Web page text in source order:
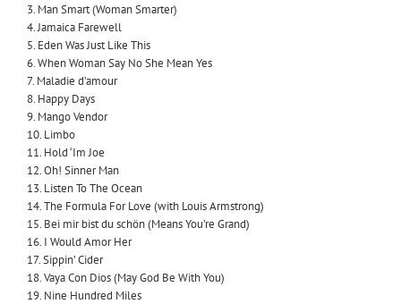
3. Man Smart (Woman Smarter)
4. Jamaica Farewell
5. Eden Was Just Like This
6. When Woman Say No She Mean Yes
7. Maladie d’amour
8. Happy Days
9. Mango Vendor
10. Limbo
11. Hold ‘Im Joe
12. Oh! Sinner Man
13. Listen To The Ocean
14. The Formula For Love (with Louis Armstrong)
15. Bei mir bist du schön (Means You’re Grand)
16. I Would Amor Her
17. Sippin’ Cider
18. Vaya Con Dios (May God Be With You)
19. Nine Hundred Miles